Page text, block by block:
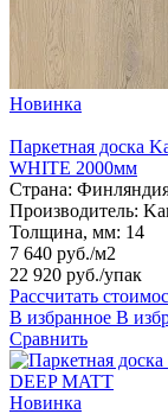
Новинка
Паркетная доска
WHITE 2000мм
Страна:
Производитель:
Толщина, мм: 14
7 640 руб./м2
22 920 руб./упак
Рассчитать
В избранное В
Сравнить
Новинка